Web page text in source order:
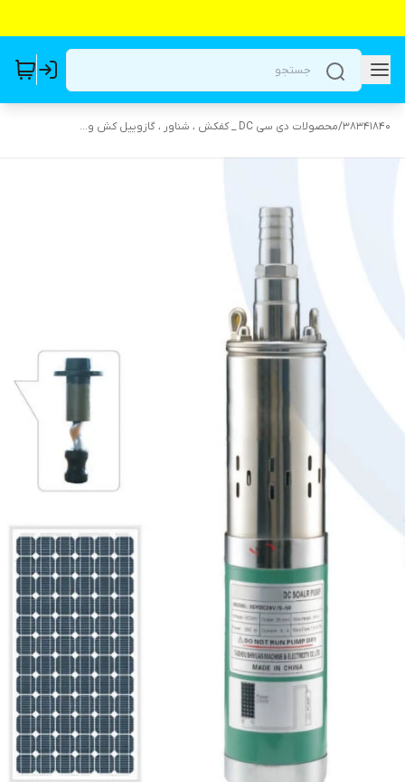
38341840
/محصولات دی سی DC _ کفکش ، شناور ، گازوییل کش و...